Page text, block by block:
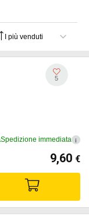
5
Spedizione immediata i
9,60 €